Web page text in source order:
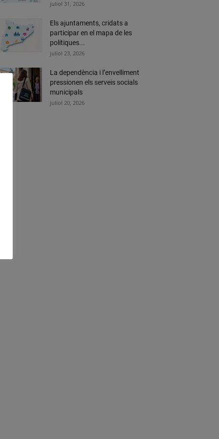
juliol 31, 2026
Els ajuntaments, cridats a
participar en el mapa de les
polítiques...
juliol 23, 2026
La dependència i l’envelliment
pressionen els serveis socials
municipals
juliol 20, 2026